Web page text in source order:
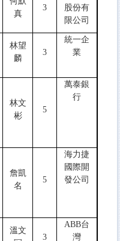
真
3
股份有
限公司
林望
麟
3
統一企
業
林文
彬
5
萬泰銀
行
詹凱
名
5
海力捷
國際開
發公司
溫文
3
ABB台
灣